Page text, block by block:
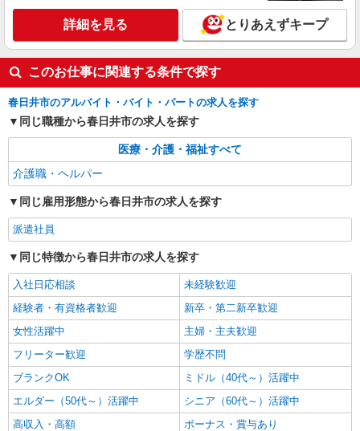
株式会社kotrio /●NG-H-2031041
春日井駅＊年齢不問◎未経験から安定した業界
へ＊サ高住
時給1500円〜2125円 ＜日払い有/週払い有/交
通費全支給(ガソリン代含む)＞
春日井市//車通勤OK
キープ 詳細を見る
派遣社員
株式会社kotrio /●NG-H-2093165
春日井駅★未経験OKの人間関係に悩まない職
場へ★サ高住スタッフ
時給1500円〜2125円 ＜日払い有/週払い有/交
通費全支給(ガソリン代含む)＞
春日井市//車通勤OK
キープ 詳細を見る
詳細を見る とりあえずキープ
このお仕事に関連する条件で探す
春日井市のアルバイト・バイト・パートの求人を探す
同じ職種から春日井市の求人を探す
医療・介護・福祉すべて
介護職・ヘルパー
同じ雇用形態から春日井市の求人を探す
派遣社員
同じ特徴から春日井市の求人を探す
入社日応相談
未経験歓迎
経験者・有資格者歓迎
新卒・第二新卒歓迎
女性活躍中
主婦・主夫歓迎
フリーター歓迎
学歴不問
ブランクOK
ミドル（40代～）活躍中
エルダー（50代～）活躍中
シニア（60代～）活躍中
高収入・高額
ボーナス・賞与あり